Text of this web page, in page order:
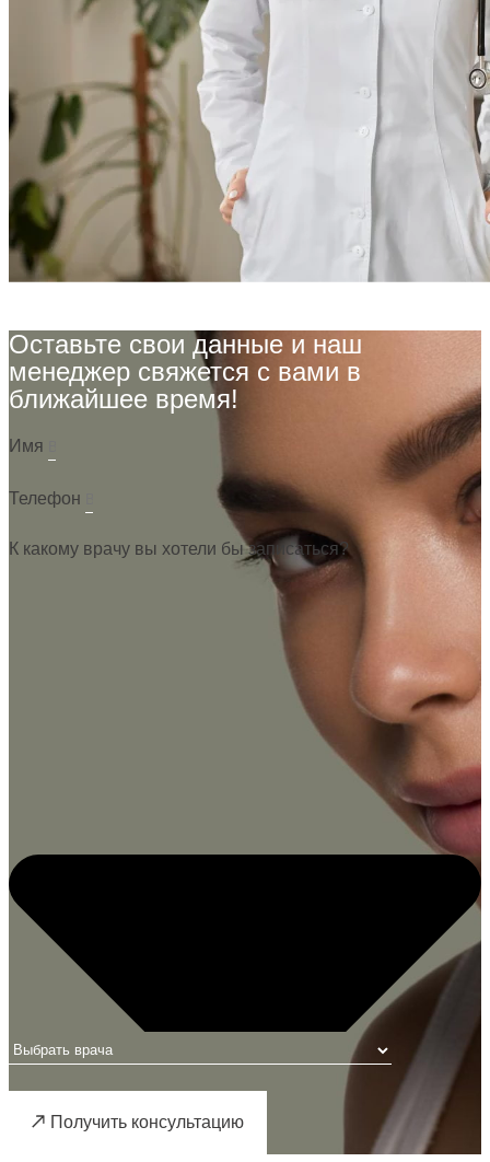
Оставьте свои данные и наш
менеджер свяжется с вами в
ближайшее время!
Имя
Телефон
К какому врачу вы хотели бы записаться?
Получить консультацию